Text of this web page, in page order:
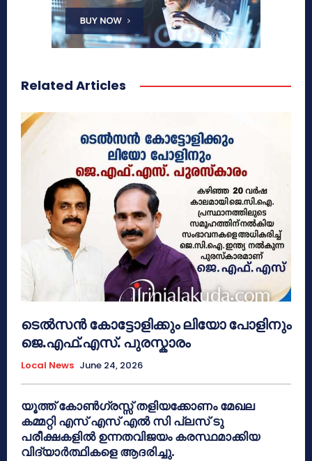
Related Articles
ടെൽസൻ കോട്ടോളിക്കും ലിയോ പോളിനും
ജെ.എഫ്.എസ്. പുരസ്കാരം
Local News June 24, 2026
യൂത്ത് കോൺഗ്രസ്സ് തളിയക്കോണം മേഖല
കമ്മറ്റി എസ് എസ് എൽ സി പ്ലസ് ടു
പരീക്ഷകളിൽ ഉന്നതവിജയം കരസ്ഥമാക്കിയ
വിദ്യാർത്ഥികളെ ആദരിച്ചു.